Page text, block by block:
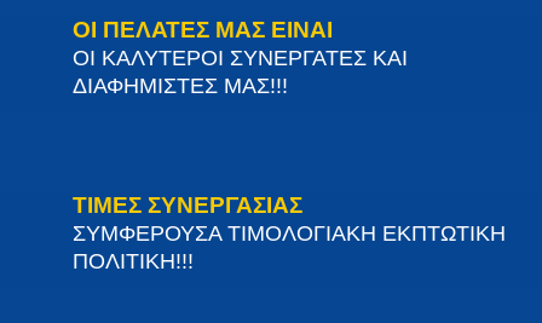
ΟΙ ΠΕΛΑΤΕΣ ΜΑΣ ΕΙΝΑΙ
ΟΙ ΚΑΛΥΤΕΡΟΙ ΣΥΝΕΡΓΑΤΕΣ ΚΑΙ
ΔΙΑΦΗΜΙΣΤΕΣ ΜΑΣ!!!
ΤΙΜΕΣ ΣΥΝΕΡΓΑΣΙΑΣ
ΣΥΜΦΕΡΟΥΣΑ ΤΙΜΟΛΟΓΙΑΚΗ ΕΚΠΤΩΤΙΚΗ
ΠΟΛΙΤΙΚΗ!!!